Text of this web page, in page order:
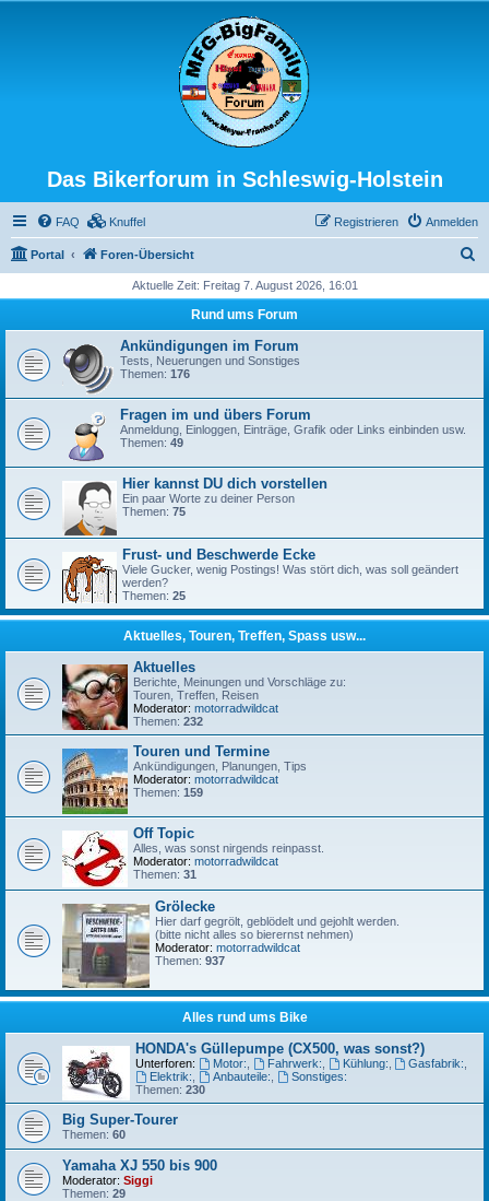
Das Bikerforum in Schleswig-Holstein
FAQ Knuffel Anmelden
Registrieren
Portal Foren-Übersicht
h
Aktuelle Zeit: Freitag 7. August 2026, 16:01
Rund ums Forum
Ankündigungen im Forum
Tests, Neuerungen und Sonstiges
Themen: 176
Fragen im und übers Forum
Anmeldung, Einloggen, Einträge, Grafik oder Links einbinden usw.
Themen: 49
Hier kannst DU dich vorstellen
Ein paar Worte zu deiner Person
Themen: 75
Frust- und Beschwerde Ecke
Viele Gucker, wenig Postings! Was stört dich, was soll geändert
werden?
Themen: 25
Aktuelles, Touren, Treffen, Spass usw...
Aktuelles
Berichte, Meinungen und Vorschläge zu:
Touren, Treffen, Reisen
Moderator: motorradwildcat
Themen: 232
Touren und Termine
Ankündigungen, Planungen, Tips
Moderator: motorradwildcat
Themen: 159
Off Topic
Alles, was sonst nirgends reinpasst.
Moderator: motorradwildcat
Themen: 31
Grölecke
Hier darf gegrölt, geblödelt und gejohlt werden.
(bitte nicht alles so bierernst nehmen)
Moderator: motorradwildcat
Themen: 937
Alles rund ums Bike
HONDA's Güllepumpe (CX500, was sonst?)
Unterforen: Motor: Fahrwerk: Kühlung: Gasfabrik:
Elektrik:
Anbauteile:
Sonstiges:
Themen: 230
Big Super-Tourer
Themen: 60
Yamaha XJ 550 bis 900
Moderator: Siggi
Themen: 29